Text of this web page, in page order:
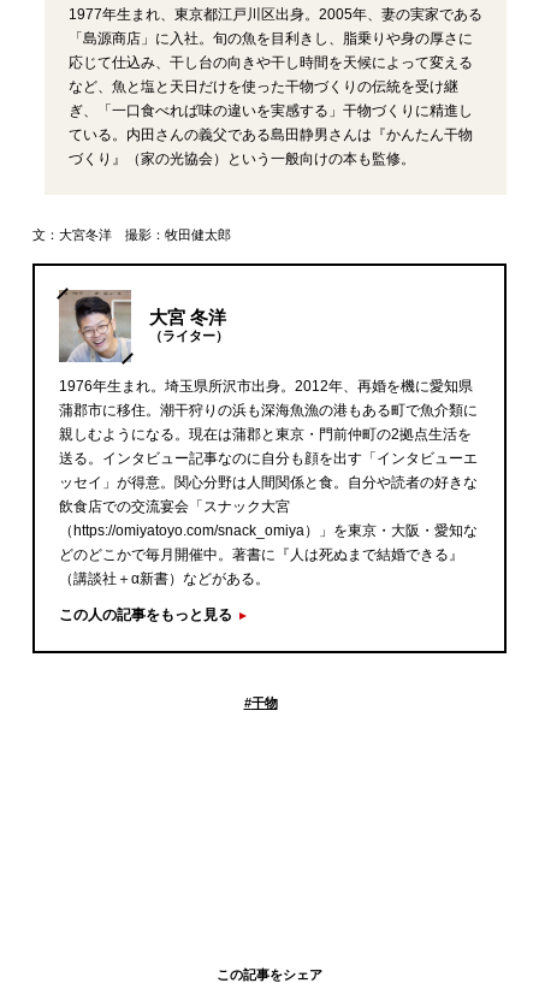
1977年生まれ、東京都江戸川区出身。2005年、妻の実家である
「島源商店」に入社。旬の魚を目利きし、脂乗りや身の厚さに
応じて仕込み、干し台の向きや干し時間を天候によって変える
など、魚と塩と天日だけを使った干物づくりの伝統を受け継
ぎ、「一口食べれば味の違いを実感する」干物づくりに精進し
ている。内田さんの義父である島田静男さんは『かんたん干物
づくり』（家の光協会）という一般向けの本も監修。
文：大宮冬洋 撮影：牧田健太郎
大宮 冬洋
（ライター）
1976年生まれ。埼玉県所沢市出身。2012年、再婚を機に愛知県
蒲郡市に移住。潮干狩りの浜も深海魚漁の港もある町で魚介類に
親しむようになる。現在は蒲郡と東京・門前仲町の2拠点生活を
送る。インタビュー記事なのに自分も顔を出す「インタビューエ
ッセイ」が得意。関心分野は人間関係と食。自分や読者の好きな
飲食店での交流宴会「スナック大宮
（https://omiyatoyo.com/snack_omiya）」を東京・大阪・愛知な
どのどこかで毎月開催中。著書に『人は死ぬまで結婚できる』
（講談社＋α新書）などがある。
この人の記事をもっと見る
#干物
この記事をシェア